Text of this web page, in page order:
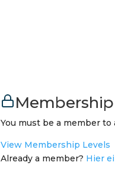
You must be a member
View Membership Levels
Already a member? Hier